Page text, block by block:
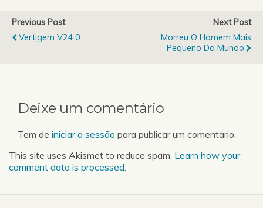
Mário Chaves apresenta-
nos esta semana a
Banda "Agressiv " com a
Blood". As…
Previous Post
Vertigem V24.0
Next Post
Morreu O Homem Mais
Pequeno Do Mundo
Deixe um comentário
Tem de iniciar a sessão para publicar um comentário.
This site uses Akismet to reduce spam. Learn how your
comment data is processed.